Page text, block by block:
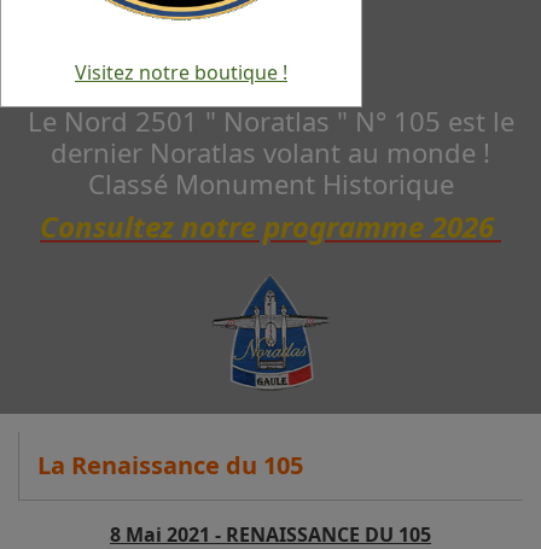
Le Nord 2501 " Noratlas " N° 105 est le
dernier Noratlas volant au monde !
Classé Monument Historique
Consultez notre programme 2026
La Renaissance du 105
8 Mai 2021 - RENAISSANCE DU 105
Visitez notre boutique !